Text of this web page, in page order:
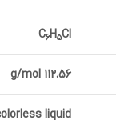
C6H5Cl
112.56 g/mol
liquid